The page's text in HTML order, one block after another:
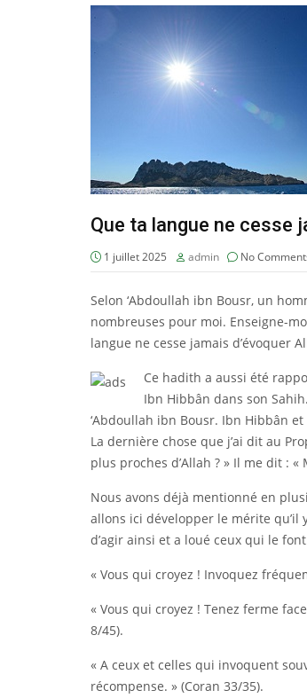
Que ta langue ne cesse
1 juillet 2025 admin No
Selon ‘Abdoullah ibn Bousr, un
nombreuses pour moi. Enseigne-
langue ne cesse jamais d’évoquer
Ce hadith a aussi été
Ibn Hibbân dans son
‘Abdoullah ibn Bousr. Ibn Hibbân et
La dernière chose que j’ai dit au
plus proches d’Allah ? » Il me dit : «
Nous avons déjà mentionné en
allons ici développer le mérite qu’il
d’agir ainsi et a loué ceux qui le
« Vous qui croyez ! Invoquez
« Vous qui croyez ! Tenez ferme
8/45).
« A ceux et celles qui invoquent
récompense. » (Coran 33/35).